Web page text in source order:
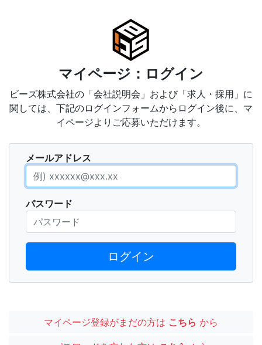
マイページ：ログイン
ビーズ株式会社の「会社説明会」および「求人・採用」に
関しては、下記のログインフォームからログイン後に、マ
イページよりご応募いただけます。
メールアドレス
パスワード
ログイン
マイページ登録がまだの方は こちら から